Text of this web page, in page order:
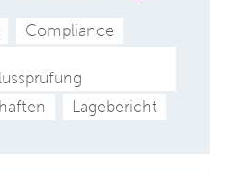
Compliance
Lagebericht